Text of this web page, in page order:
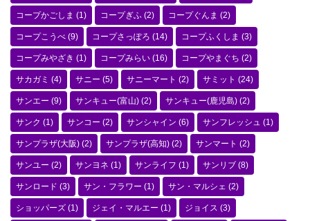
コープかごしま (1) コープぎふ (2) コープぐんま (2)
コープこうべ (9) コープさっぽろ (14) コープふくしま (3)
コープみやざき (1) コープみらい (16) コープやまぐち (2)
サカガミ (4) サニー (5) サニーマート (2) サミット (24)
サンエー (9) サンキュー(富山) (2) サンキュー(鹿児島) (2)
サンク (1) サンコー (2) サンシャイン (6) サンフレッシュ (1)
サンプラザ(大阪) (2) サンプラザ(高知) (2) サンマート (2)
サンユー (2) サンヨネ (1) サンライフ (1) サンリブ (8)
サンロード (3) サン・フラワー (1) サン・マルシェ (2)
ショッパーズ (1) ジェイ・マルエー (1) ジョイス (3)